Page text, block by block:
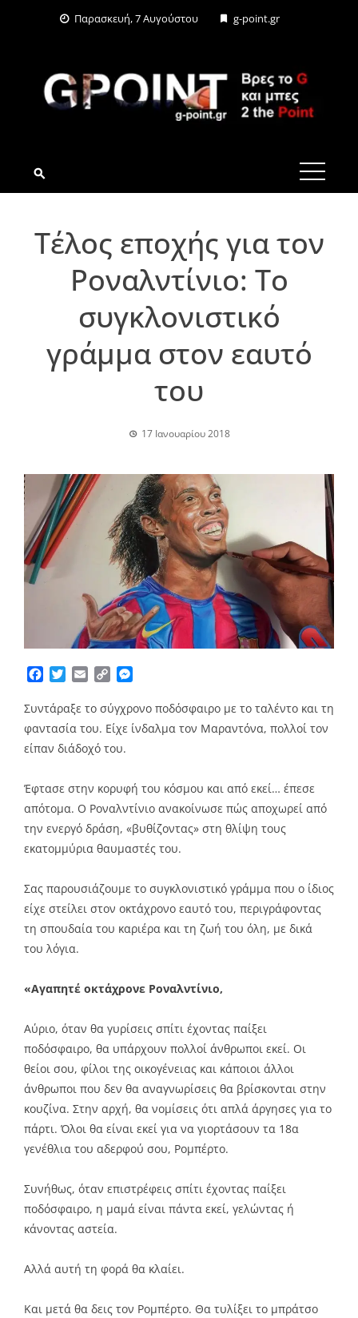
Παρασκευή, 7 Αυγούστου g-point.gr
G-POINT.GR
Τέλος εποχής για τον
Ροναλντίνιο: Το
συγκλονιστικό
γράμμα στον εαυτό
του
17 Ιανουαρίου 2018
Facebook
TwitterEmailCopy
Συντάραξε το σύγχρονο ποδόσφαιρο με το ταλέντο και τη
φαντασία του. Είχε ίνδαλμα τον Μαραντόνα, πολλοί τον
είπαν διάδοχό του.
Έφτασε στην κορυφή του κόσμου και από εκεί… έπεσε
απότομα. Ο Ροναλντίνιο ανακοίνωσε πώς αποχωρεί από
την ενεργό δράση, «βυθίζοντας» στη θλίψη τους
εκατομμύρια θαυμαστές του.
Σας παρουσιάζουμε το συγκλονιστικό γράμμα που ο ίδιος
είχε στείλει στον οκτάχρονο εαυτό του, περιγράφοντας
τη σπουδαία του καριέρα και τη ζωή του όλη, με δικά
του λόγια.
«Αγαπητέ οκτάχρονε Ροναλντίνιο,
Αύριο, όταν θα γυρίσεις σπίτι έχοντας παίξει
ποδόσφαιρο, θα υπάρχουν πολλοί άνθρωποι εκεί. Οι
θείοι σου, φίλοι της οικογένειας και κάποιοι άλλοι
άνθρωποι που δεν θα αναγνωρίσεις θα βρίσκονται στην
κουζίνα. Στην αρχή, θα νομίσεις ότι απλά άργησες για το
πάρτι. Όλοι θα είναι εκεί για να γιορτάσουν τα 18α
γενέθλια του αδερφού σου, Ρομπέρτο.
Συνήθως, όταν επιστρέφεις σπίτι έχοντας παίξει
ποδόσφαιρο, η μαμά είναι πάντα εκεί, γελώντας ή
κάνοντας αστεία.
Αλλά αυτή τη φορά θα κλαίει.
Και μετά θα δεις τον Ρομπέρτο. Θα τυλίξει το μπράτσο